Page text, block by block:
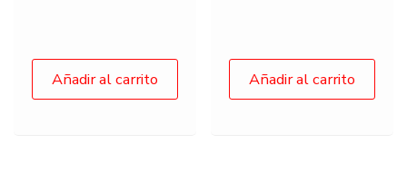
Añadir al carrito Añadir al carrito